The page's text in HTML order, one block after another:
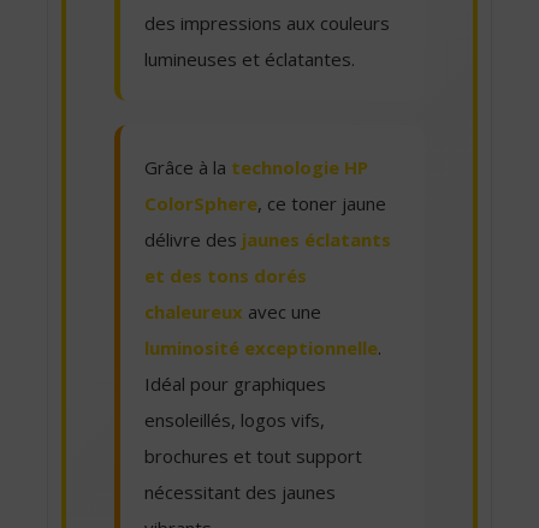
des impressions aux couleurs
lumineuses et éclatantes.
Grâce à la technologie HP
ColorSphere, ce toner jaune
délivre des jaunes éclatants
et des tons dorés
chaleureux avec une
luminosité exceptionnelle.
Idéal pour graphiques
ensoleillés, logos vifs,
brochures et tout support
nécessitant des jaunes